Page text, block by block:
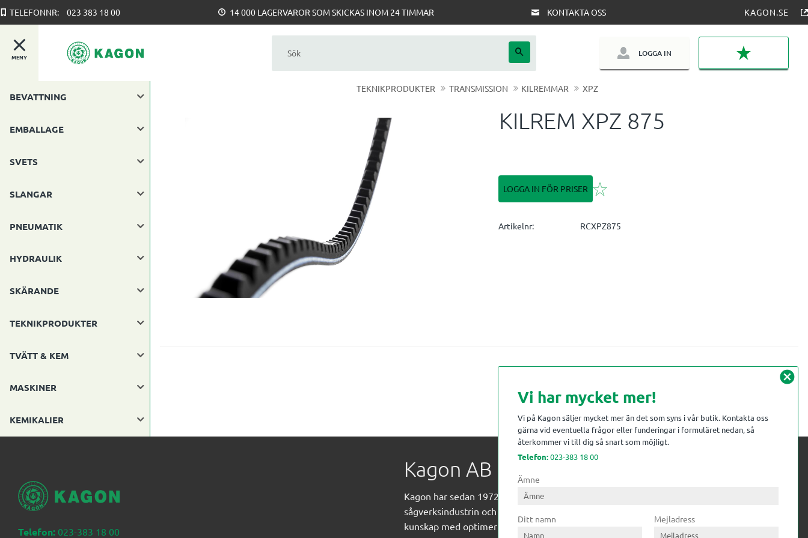
TELEFONNR: 023 383 18 00 14 000 LAGERVAROR SOM SKICKAS INOM 24 TIMMAR KONTAKTA OSS KAGON.SE
MENY LOGGA IN
TEKNIKPRODUKTER TRANSMISSION KILREMMAR XPZ
KILREM XPZ 875
LOGGA IN FÖR PRISER Lägg till i favoriter
Artikelnr RCXPZ875
BEVATTNING
EMBALLAGE
SVETS
SLANGAR
PNEUMATIK
HYDRAULIK
SKÄRANDE
TEKNIKPRODUKTER
TVÄTT & KEM
MASKINER
KEMIKALIER
Telefon: 023-383 18 00
Kagon AB
Kagon har sedan 1972 levererat kompetens till
sågverksindustrin och övrig industri. Till träindustrin tillför vi
kunskap med optimeringslösningar från timmerplanen hela
cancel
Vi har mycket mer!
Vi på Kagon säljer mycket mer än det som syns i vår butik. Kontakta oss
gärna vid eventuella frågor eller funderingar i formuläret nedan, så
återkommer vi till dig så snart som möjligt.
Telefon:023-383 18 00
Ämne
Ditt namn Mejladress